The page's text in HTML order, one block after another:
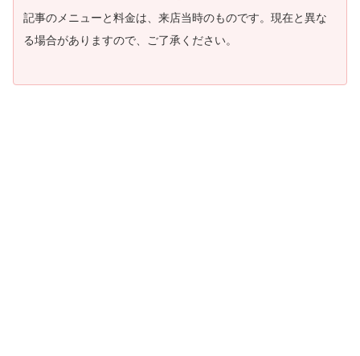
記事のメニューと料金は、来店当時のものです。現在と異な
る場合がありますので、ご了承ください。